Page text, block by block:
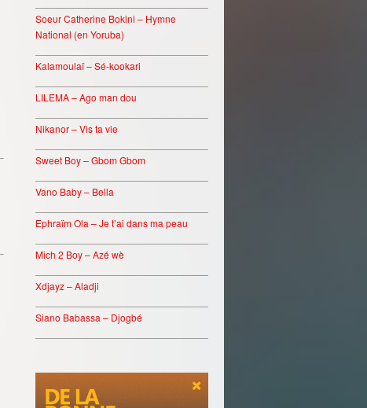
Soeur Catherine Bokini – Hymne
National (en Yoruba)
Kalamoulaï – Sé-kookari
LILEMA – Ago man dou
Nikanor – Vis ta vie
Sweet Boy – Gbom Gbom
Vano Baby – Bella
Ephraïm Ola – Je t’ai dans ma peau
Mich 2 Boy – Azé wè
Xdjayz – Aladji
Siano Babassa – Djogbé